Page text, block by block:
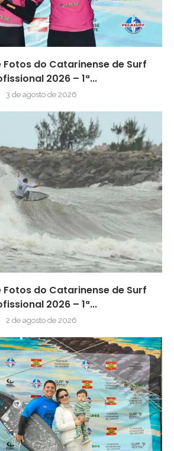
Fotos do Catarinense de Surf
2026 – 1ª...
3 de agosto de 2026
Fotos do Catarinense de Surf
2026 – 1ª...
2 de agosto de 2026